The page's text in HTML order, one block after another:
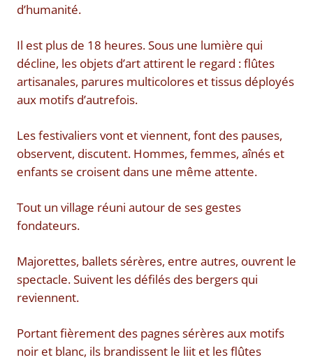
d’humanité.
Il est plus de 18 heures. Sous une lumière qui
décline, les objets d’art attirent le regard : flûtes
artisanales, parures multicolores et tissus déployés
aux motifs d’autrefois.
Les festivaliers vont et viennent, font des pauses,
observent, discutent. Hommes, femmes, aînés et
enfants se croisent dans une même attente.
Tout un village réuni autour de ses gestes
fondateurs.
Majorettes, ballets sérères, entre autres, ouvrent le
spectacle. Suivent les défilés des bergers qui
reviennent.
Portant fièrement des pagnes sérères aux motifs
noir et blanc, ils brandissent le liit et les flûtes